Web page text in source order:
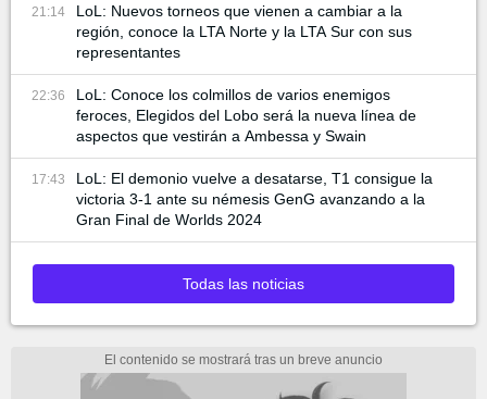
21:14
LoL: Nuevos torneos que vienen a cambiar a la
región, conoce la LTA Norte y la LTA Sur con sus
representantes
22:36
LoL: Conoce los colmillos de varios enemigos
feroces, Elegidos del Lobo será la nueva línea de
aspectos que vestirán a Ambessa y Swain
17:43
LoL: El demonio vuelve a desatarse, T1 consigue la
victoria 3-1 ante su némesis GenG avanzando a la
Gran Final de Worlds 2024
Todas las noticias